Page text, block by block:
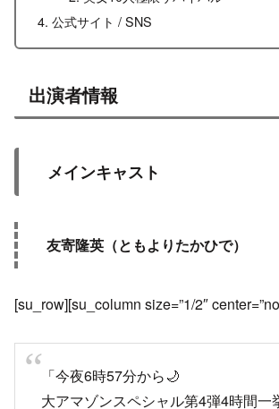
公式サイト / SNS
出演者情報
メインキャスト
友寄隆英（ともよりたかひで）
[su_row][su_column size=”1/2″
「今夜6時57分から🌙
大アマゾンスペシャル第4弾4時間一